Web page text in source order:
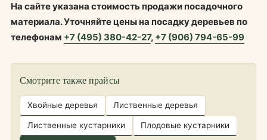
На сайте указана стоимость продажи посадочного
материала. Уточняйте цены на посадку деревьев по
телефонам +7 (495) 380-42-27, +7 (906) 794-65-99
Смотрите также прайсы
Хвойные деревья Лиственные деревья
Лиственные кустарники Плодовые кустарники